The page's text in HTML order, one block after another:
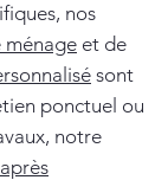
nos
ménage et de
sont
ponctuel ou
notre